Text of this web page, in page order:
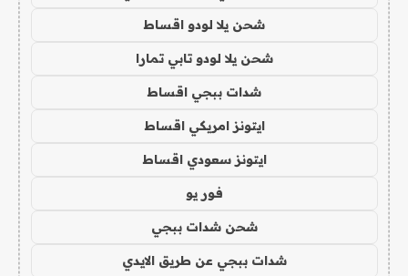
شحن يلا لودو اقساط
شحن يلا لودو تابي تمارا
شدات ببجي اقساط
ايتونز امريكي اقساط
ايتونز سعودي اقساط
فور يو
شحن شدات ببجي
شدات ببجي عن طريق الايدي